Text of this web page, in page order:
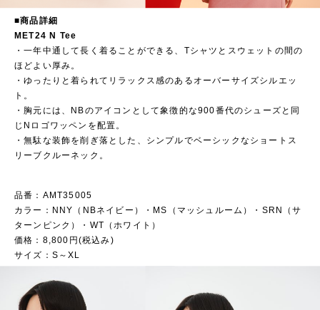
■商品詳細
MET24 N Tee
・一年中通して長く着ることができる、Tシャツとスウェットの間の
ほどよい厚み。​
・ゆったりと着られてリラックス感のあるオーバーサイズシルエッ
ト。​
・胸元には、NBのアイコンとして象徴的な900番代のシューズと同
じNロゴワッペンを配置。​
・無駄な装飾を削ぎ落とした、シンプルでベーシックなショートス
リーブクルーネック。​
品番：AMT35005
カラー：NNY（NBネイビー）・MS（マッシュルーム）・SRN（サ
ターンピンク）・WT（ホワイト）
価格：8,800円(税込み)
サイズ：S～XL